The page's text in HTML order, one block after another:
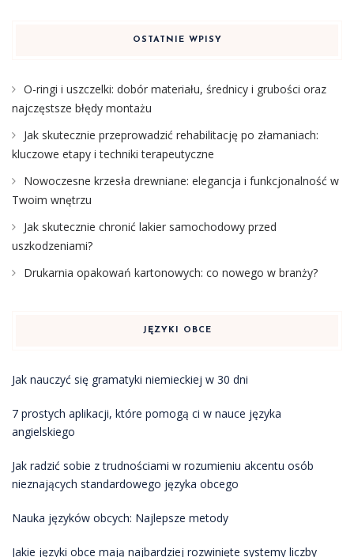
OSTATNIE WPISY
O-ringi i uszczelki: dobór materiału, średnicy i grubości oraz
najczęstsze błędy montażu
Jak skutecznie przeprowadzić rehabilitację po złamaniach:
kluczowe etapy i techniki terapeutyczne
Nowoczesne krzesła drewniane: elegancja i funkcjonalność w
Twoim wnętrzu
Jak skutecznie chronić lakier samochodowy przed
uszkodzeniami?
Drukarnia opakowań kartonowych: co nowego w branży?
JĘZYKI OBCE
Jak nauczyć się gramatyki niemieckiej w 30 dni
7 prostych aplikacji, które pomogą ci w nauce języka
angielskiego
Jak radzić sobie z trudnościami w rozumieniu akcentu osób
nieznających standardowego języka obcego
Nauka języków obcych: Najlepsze metody
Jakie języki obce mają najbardziej rozwinięte systemy liczby